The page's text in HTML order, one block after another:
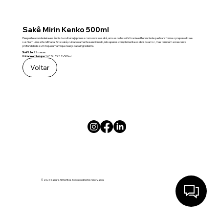
Sakê Mirin Kenko 500ml
Desperte a verdadeira essência da culinária japonesa com o nosso sakê, uma escolha sofisticada e diferenciada que transforma o preparo do seu
sushi em uma arte refinada. Este sakê, cuidadosamente selecionado, não apenas complementa o sabor do arroz, mas também acrescenta
profundidade e um toque umami que realça cada ingrediente.
Shelf Life:12 meses
Unidade embarque:14º GL CX 12x500ml
Voltar
© 2023 Sakura Alimentos. Todos os direitos reservados.